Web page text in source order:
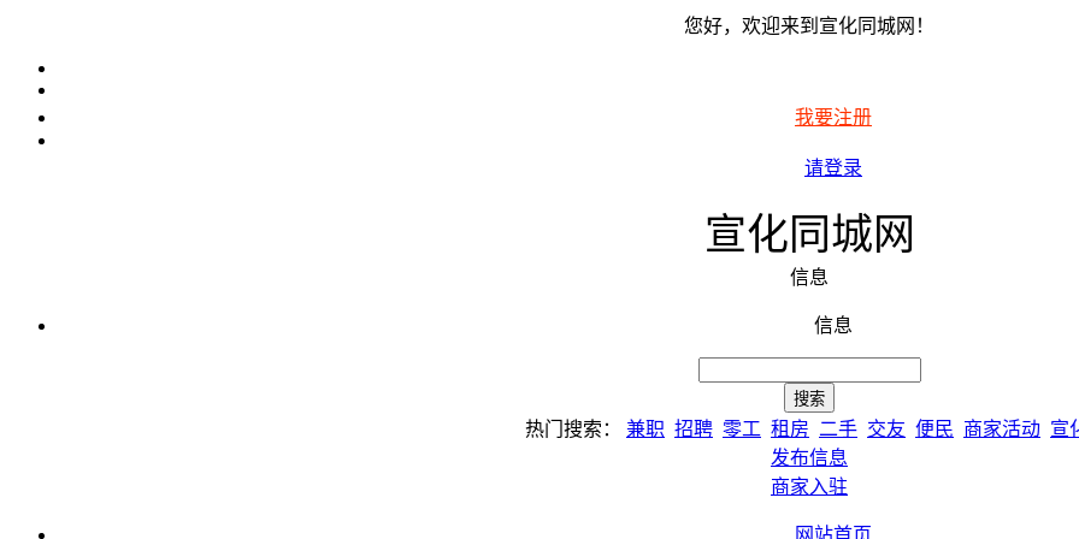
您好，欢迎来到宣化同城网！
我要注册
请登录
宣化同城网
信息
信息
热门搜索： 兼职 招聘 零工 租房 二手 交友 便民 商家活动 宣
发布信息
商家入驻
网站首页